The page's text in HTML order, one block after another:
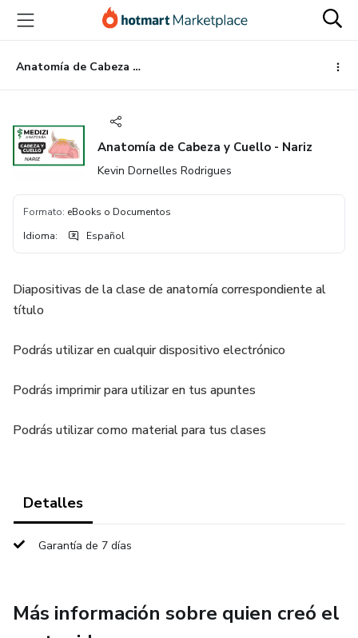
principal
página
de
página
Anatomía de Cabeza y Cuello - Nariz
Anatomía de Cabeza y Cuello - Nariz
Kevin Dornelles Rodrigues
Formato: eBooks o Documentos
Idioma: Español
Diapositivas de la clase de anatomía correspondiente al
título
Podrás utilizar en cualquir dispositivo electrónico
Podrás imprimir para utilizar en tus apuntes
Podrás utilizar como material para tus clases
Detalles
Garantía de 7 días
Más información sobre quien creó el